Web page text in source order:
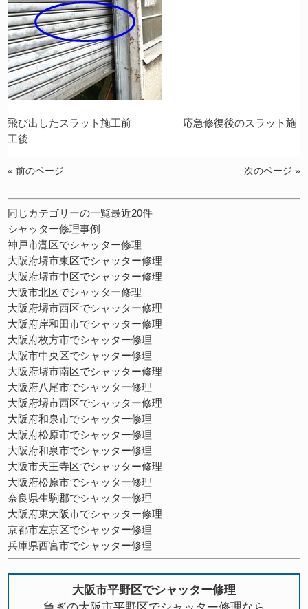
飛び出したスラット施工前 応急修復後のスラット施
工後
« 前のページ 次のページ »
同じカテゴリーの一覧最近20件
シャッター修理事例
神戸市灘区でシャッター修理
大阪府堺市東区でシャッター修理
大阪府堺市中区でシャッター修理
大阪市北区でシャッター修理
大阪府堺市西区でシャッター修理
大阪府岸和田市でシャッター修理
大阪府枚方市でシャッター修理
大阪市中央区でシャッター修理
大阪府堺市南区でシャッター修理
大阪府八尾市でシャッター修理
大阪府堺市西区でシャッター修理
大阪府和泉市でシャッター修理
大阪府松原市でシャッター修理
大阪府和泉市でシャッター修理
大阪市天王寺区でシャッター修理
大阪府松原市でシャッター修理
奈良県生駒郡でシャッター修理
大阪府東大阪市でシャッター修理
京都市左京区でシャッター修理
兵庫県西宮市でシャッター修理
大阪市平野区でシャッター修理